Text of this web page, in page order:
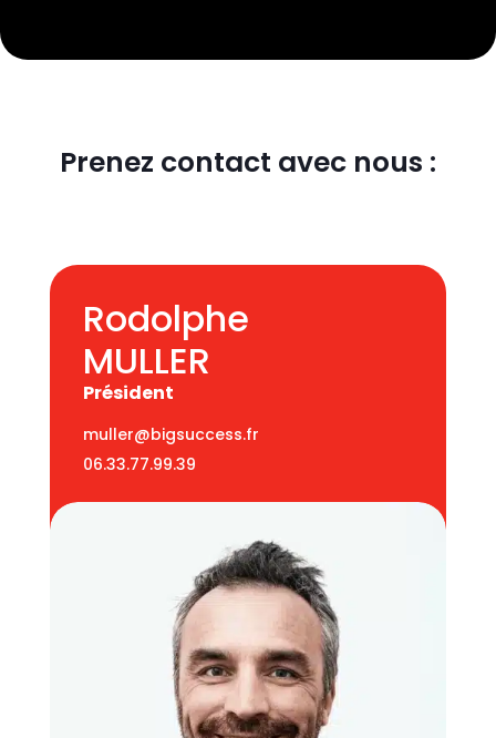
Prenez contact avec nous :
Rodolphe
MULLER
Président
muller@bigsuccess.fr
06.33.77.99.39